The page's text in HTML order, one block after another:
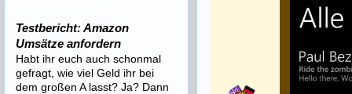
Testbericht: Amazon
Umsätze anfordern
Habt ihr euch auch schonmal
gefragt, wie viel Geld ihr bei
dem großen A lasst? Ja? Dann